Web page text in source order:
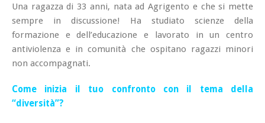
Una ragazza di 33 anni, nata ad Agrigento e che si mette
sempre in discussione! Ha studiato scienze della
formazione e dell’educazione e lavorato in un centro
antiviolenza e in comunità che ospitano ragazzi minori
non accompagnati.
Come inizia il tuo confronto con il tema della
“diversità”?